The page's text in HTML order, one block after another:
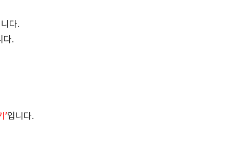
다.
다.
’입니다.